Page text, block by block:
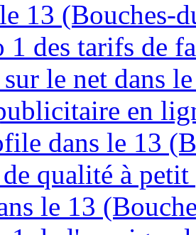
13 (Bouches-
1 des tarifs de
le net dans
en
dans le 13
qualité à
le 13